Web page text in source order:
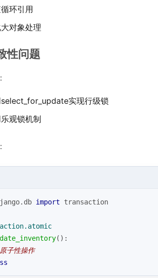
环引用
对象处理
性问题
：
实现行级锁
观锁机制
：
import transaction
():
子性操作